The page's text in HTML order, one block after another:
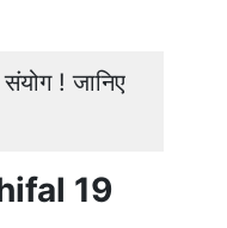
! जानिए
19